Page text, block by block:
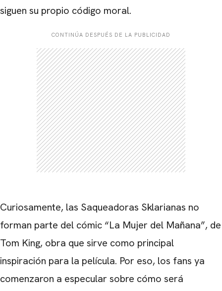
siguen su propio código moral.
CONTINÚA DESPUÉS DE LA PUBLICIDAD
Curiosamente, las Saqueadoras Sklarianas no
forman parte del cómic “La Mujer del Mañana”, de
Tom King, obra que sirve como principal
inspiración para la película. Por eso, los fans ya
comenzaron a especular sobre cómo será